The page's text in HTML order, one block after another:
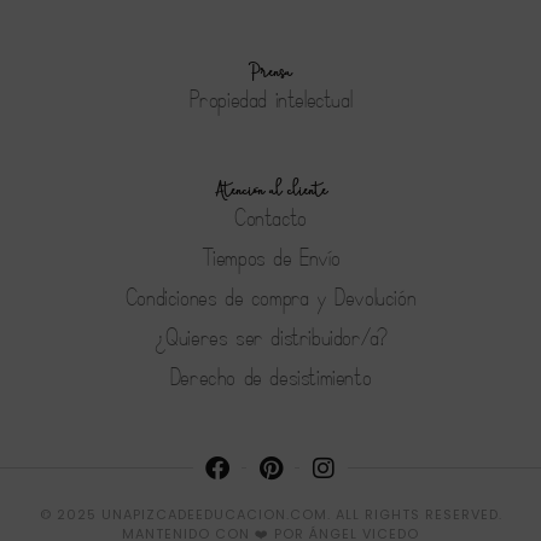
Prensa
Propiedad intelectual
Atención al cliente
Contacto
Tiempos de Envío
Condiciones de compra y Devolución
¿Quieres ser distribuidor/a?
Derecho de desistimiento
© 2025 UNAPIZCADEEDUCACION.COM. ALL RIGHTS RESERVED.
MANTENIDO CON ❤️ POR ÁNGEL VICEDO